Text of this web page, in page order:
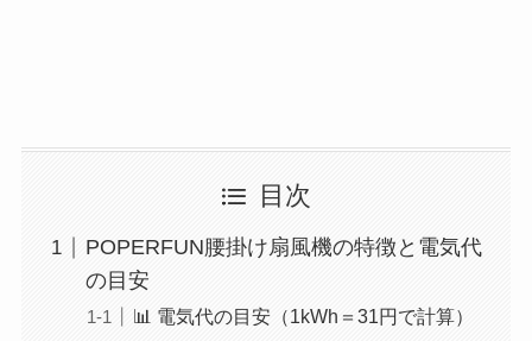
目次
POPERFUN腰掛け扇風機の特徴と電気代
の目安
📊 電気代の目安（1kWh＝31円で計算）